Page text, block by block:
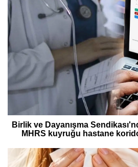
Birlik ve Dayanışma
MHRS kuyruğu hastane